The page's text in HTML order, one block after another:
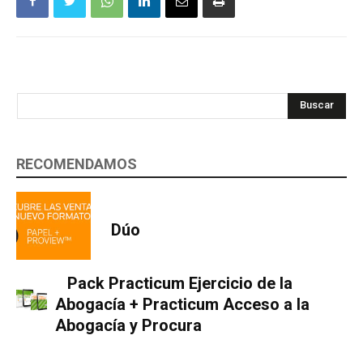
Buscar
RECOMENDAMOS
Dúo
Pack Practicum Ejercicio de la
Abogacía + Practicum Acceso a la
Abogacía y Procura